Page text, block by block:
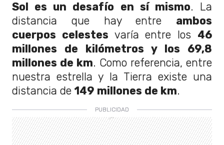
Sol es un desafío en sí mismo. La
distancia que hay entre ambos
cuerpos celestes varía entre los 46
millones de kilómetros y los 69,8
millones de km. Como referencia, entre
nuestra estrella y la Tierra existe una
distancia de149 millones de km.